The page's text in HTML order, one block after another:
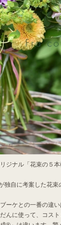
ジナル「花束の５
独自に考案した花
ーケとの一番の違い
んに使って、コス